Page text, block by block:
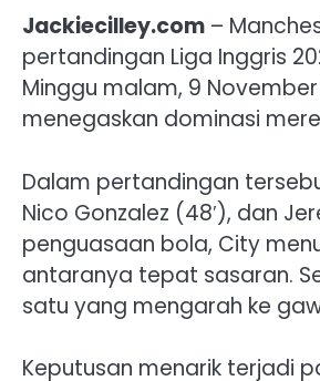
Jackiecilley.com –
pertandingan Liga Inggris
Minggu malam, 9
menegaskan dominasi
Dalam pertandingan
Nico Gonzalez (48′), dan
penguasaan bola, City
antaranya tepat sasaran.
satu yang mengarah ke
Keputusan menarik terjadi